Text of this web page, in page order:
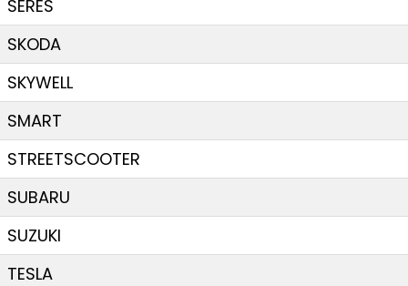
SERES
SKODA
SKYWELL
SMART
STREETSCOOTER
SUBARU
SUZUKI
TESLA